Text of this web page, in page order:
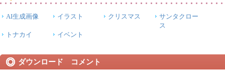
AI生成画像 イラスト クリスマス
サンタクロー
ス
トナカイ
イベント
ダウンロード コメント